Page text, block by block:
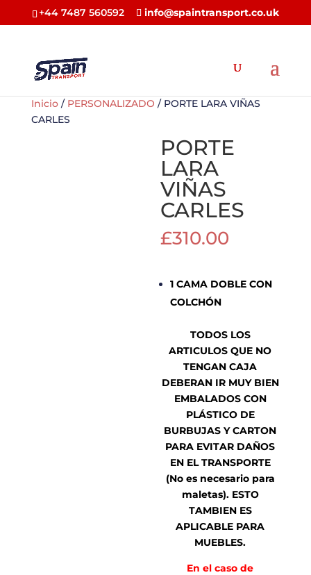
+44 7487 560592 info@spaintransport.co.uk
Inicio/ PERSONALIZADO / PORTE LARA VIÑAS
CARLES
PORTE
LARA
VIÑAS
CARLES
£310.00
1 CAMA DOBLE CON
COLCHÓN
TODOS LOS
ARTICULOS QUE NO
TENGAN CAJA
DEBERAN IR MUY BIEN
EMBALADOS CON
PLÁSTICO DE
BURBUJAS Y CARTON
PARA EVITAR DAÑOS
EN EL TRANSPORTE
(No es necesario para
maletas). ESTO
TAMBIEN ES
APLICABLE PARA
MUEBLES.
En el caso de